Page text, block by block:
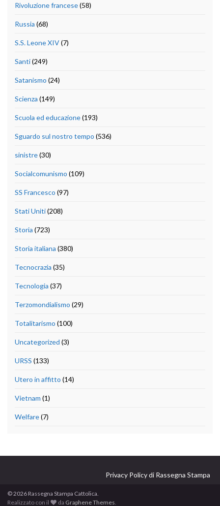
Rivoluzione francese(58)
Russia (68)
S.S. Leone XIV(7)
Santi(249)
Satanismo (24)
Scienza (149)
Scuola ed educazione(193)
Sguardo sul nostro tempo (536)
sinistre(30)
Socialcomunismo (109)
SS Francesco (97)
Stati Uniti(208)
Storia (723)
Storia italiana (380)
Tecnocrazia (35)
Tecnologia (37)
Terzomondialismo (29)
Totalitarismo (100)
Uncategorized (3)
URSS (133)
Utero in affitto (14)
Vietnam (1)
Welfare(7)
Privacy Policy di Rassegna Stampa
© 2026 Rassegna Stampa Cattolica.
Realizzato con il
da Graphene Themes